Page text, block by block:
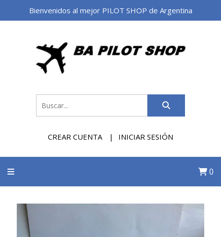
Bienvenidos al mejor PILOT SHOP de Argentina
CREAR CUENTA INICIAR SESIÓN
0